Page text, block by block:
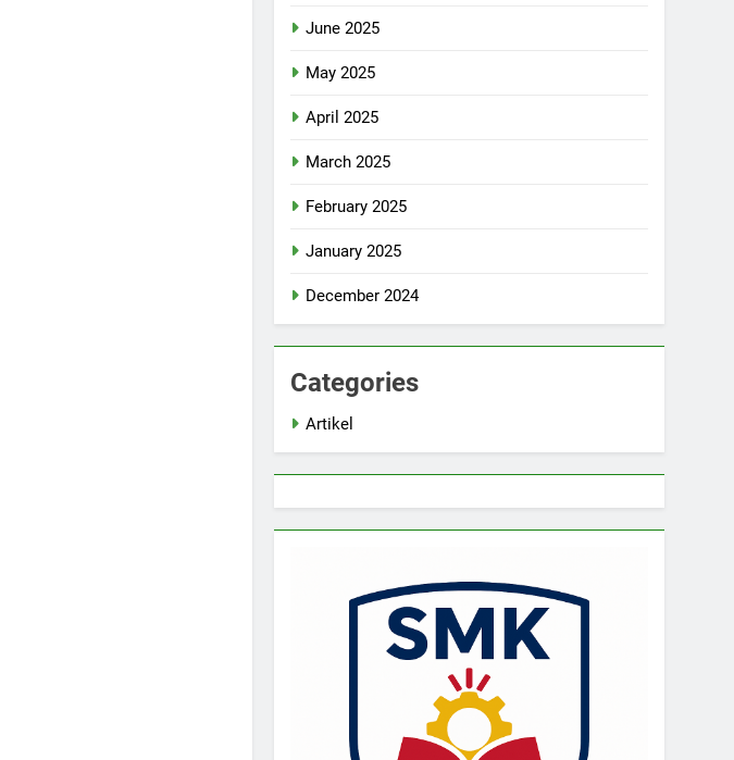
June 2025
May 2025
April 2025
March 2025
February 2025
January 2025
December 2024
Categories
Artikel